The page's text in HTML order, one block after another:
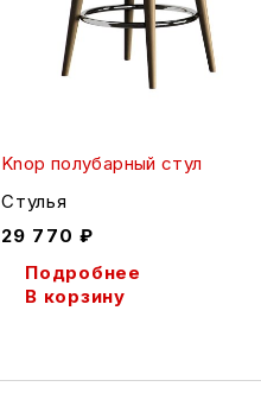
Knop полубарный стул
Стулья
29 770 ₽
Подробнее
В корзину